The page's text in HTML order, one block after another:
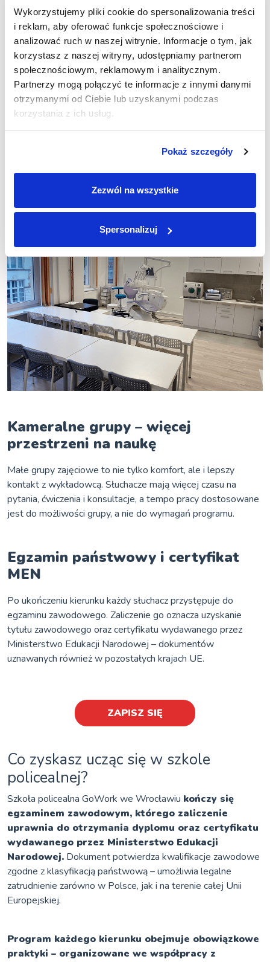
Wykorzystujemy pliki cookie do spersonalizowania treści
i reklam, aby oferować funkcje społecznościowe i
analizować ruch w naszej witrynie. Informacje o tym, jak
korzystasz z naszej witryny, udostępniamy partnerom
społecznościowym, reklamowym i analitycznym.
Partnerzy mogą połączyć te informacje z innymi danymi
otrzymanymi od Ciebie lub uzyskanymi podczas
korzystania z ich usług.
Pokaż szczegóły
Zezwól na wszystkie
Spersonalizuj
Kameralne grupy – więcej
przestrzeni na naukę
Małe grupy zajęciowe to nie tylko komfort, ale i lepszy
kontakt z wykładowcą. Słuchacze mają więcej czasu na
pytania, ćwiczenia i konsultacje, a tempo pracy dostosowane
jest do możliwości grupy, a nie do wymagań programu.
Egzamin państwowy i certyfikat
MEN
Po ukończeniu kierunku każdy słuchacz przystępuje do
egzaminu zawodowego. Zaliczenie go oznacza uzyskanie
tytułu zawodowego oraz certyfikatu wydawanego przez
Ministerstwo Edukacji Narodowej – dokumentów
uznawanych również w pozostałych krajach UE.
ZAPISZ SIĘ
Co zyskasz ucząc się w szkole
policealnej?
Szkoła policealna GoWork we Wrocławiu kończy się
egzaminem zawodowym, którego zaliczenie
uprawnia do otrzymania dyplomu oraz certyfikatu
wydawanego przez Ministerstwo Edukacji
Narodowej. Dokument potwierdza kwalifikacje zawodowe
zgodne z klasyfikacją państwową – umożliwia legalne
zatrudnienie zarówno w Polsce, jak i na terenie całej Unii
Europejskiej.
Program każdego kierunku obejmuje obowiązkowe
praktyki – organizowane we współpracy z